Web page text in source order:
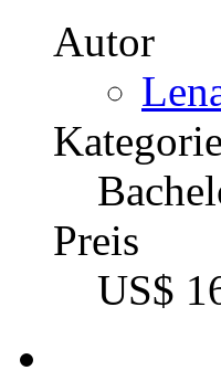
Autor
Kategorie
Preis
US$